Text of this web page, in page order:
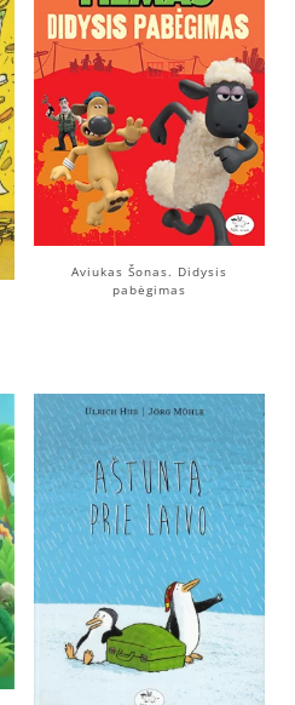
Aviukas Šonas. Didysis
pabėgimas